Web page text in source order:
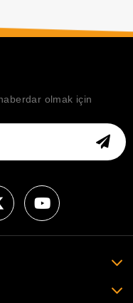
olmak için